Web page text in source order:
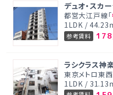
デュオ・スカ
都営大江戸線「
1LDK /
参考賃料
ラシクラス神
東京メトロ東西
1LDK /